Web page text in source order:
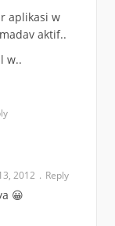
aplikasi w
aktif..
w..
2012 Reply
😀